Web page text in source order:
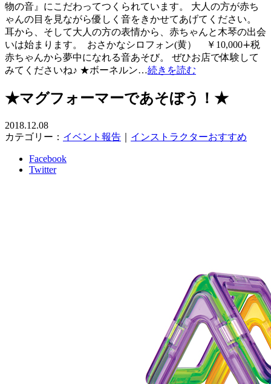
物の音』にこだわってつくられています。 大人の方が赤ち
ゃんの目を見ながら優しく音をきかせてあげてください。
耳から、そして大人の方の表情から、赤ちゃんと木琴の出会
いは始まります。 おさかなシロフォン(黄） ￥10,000∔税
赤ちゃんから夢中になれる音あそび。 ぜひお店で体験して
みてくださいね♪ ★ボーネルン…続きを読む
★マグフォーマーであそぼう！★
2018.12.08
カテゴリー： イベント報告 インストラクターおすすめ
Facebook
Twitter